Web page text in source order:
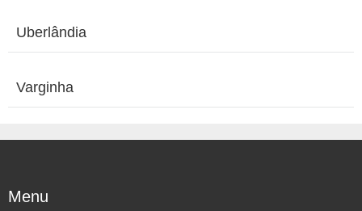
Uberlândia
Varginha
Menu